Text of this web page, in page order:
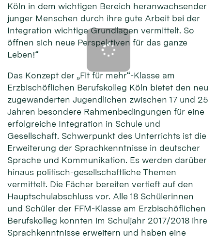
Köln in dem wichtigen Bereich heranwachsender
junger Menschen durch ihre gute Arbeit bei der
Integration wichtige Grundlagen vermittelt. So
öffnen sich neue Perspektiven für das ganze
Leben!“
Das Konzept der „Fit für mehr“-Klasse am
Erzbischöflichen Berufskolleg Köln bietet den neu
zugewanderten Jugendlichen zwischen 17 und 25
Jahren besondere Rahmenbedingungen für eine
erfolgreiche Integration in Schule und
Gesellschaft. Schwerpunkt des Unterrichts ist die
Erweiterung der Sprachkenntnisse in deutscher
Sprache und Kommunikation. Es werden darüber
hinaus politisch-gesellschaftliche Themen
vermittelt. Die Fächer bereiten vertieft auf den
Hauptschulabschluss vor. Alle 18 Schülerinnen
und Schüler der FFM-Klasse am Erzbischöflichen
Berufskolleg konnten im Schuljahr 2017/2018 ihre
Sprachkenntnisse erweitern und haben eine